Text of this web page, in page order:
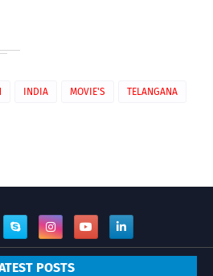
INDIA MOVIE'S TELANGANA
POSTS